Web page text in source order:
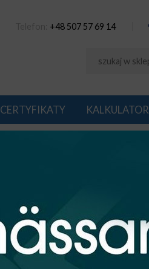
+48 507 57 69 14
CERTYFIKATY KALKULATOR